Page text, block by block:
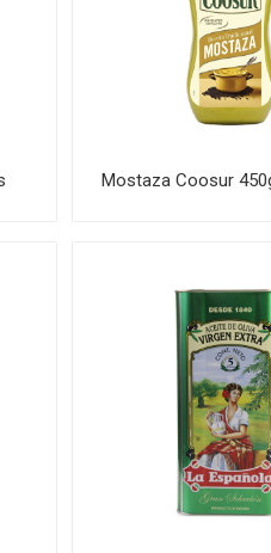
Mostaza Coosur